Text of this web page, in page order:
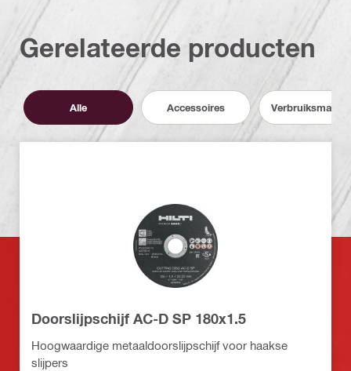
Gerelateerde producten
Alle Accessoires
Doorslijpschijf AC-D SP 180x1.5
Hoogwaardige metaaldoorslijpschijf voor haakse
slijpers